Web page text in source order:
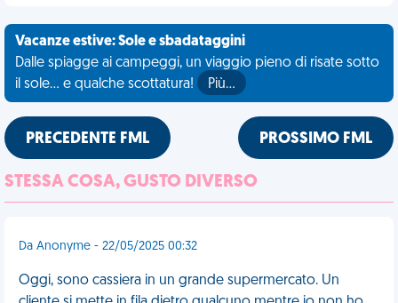
Vacanze estive: Sole e sbadataggini
Dalle spiagge ai campeggi, un viaggio pieno di risate sotto
il sole... e qualche scottatura!
Più…
PRECEDENTE FML PROSSIMO FML
STESSA COSA, GUSTO DIVERSO
Da Anonyme - 22/05/2025 00:32
Oggi, sono cassiera in un grande supermercato. Un